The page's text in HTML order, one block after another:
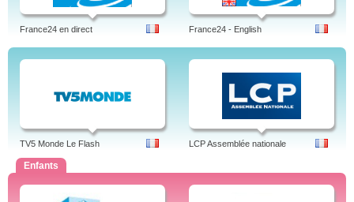
France24 en direct France24 - English
TV5 Monde Le Flash LCP Assemblée nationale
Enfants